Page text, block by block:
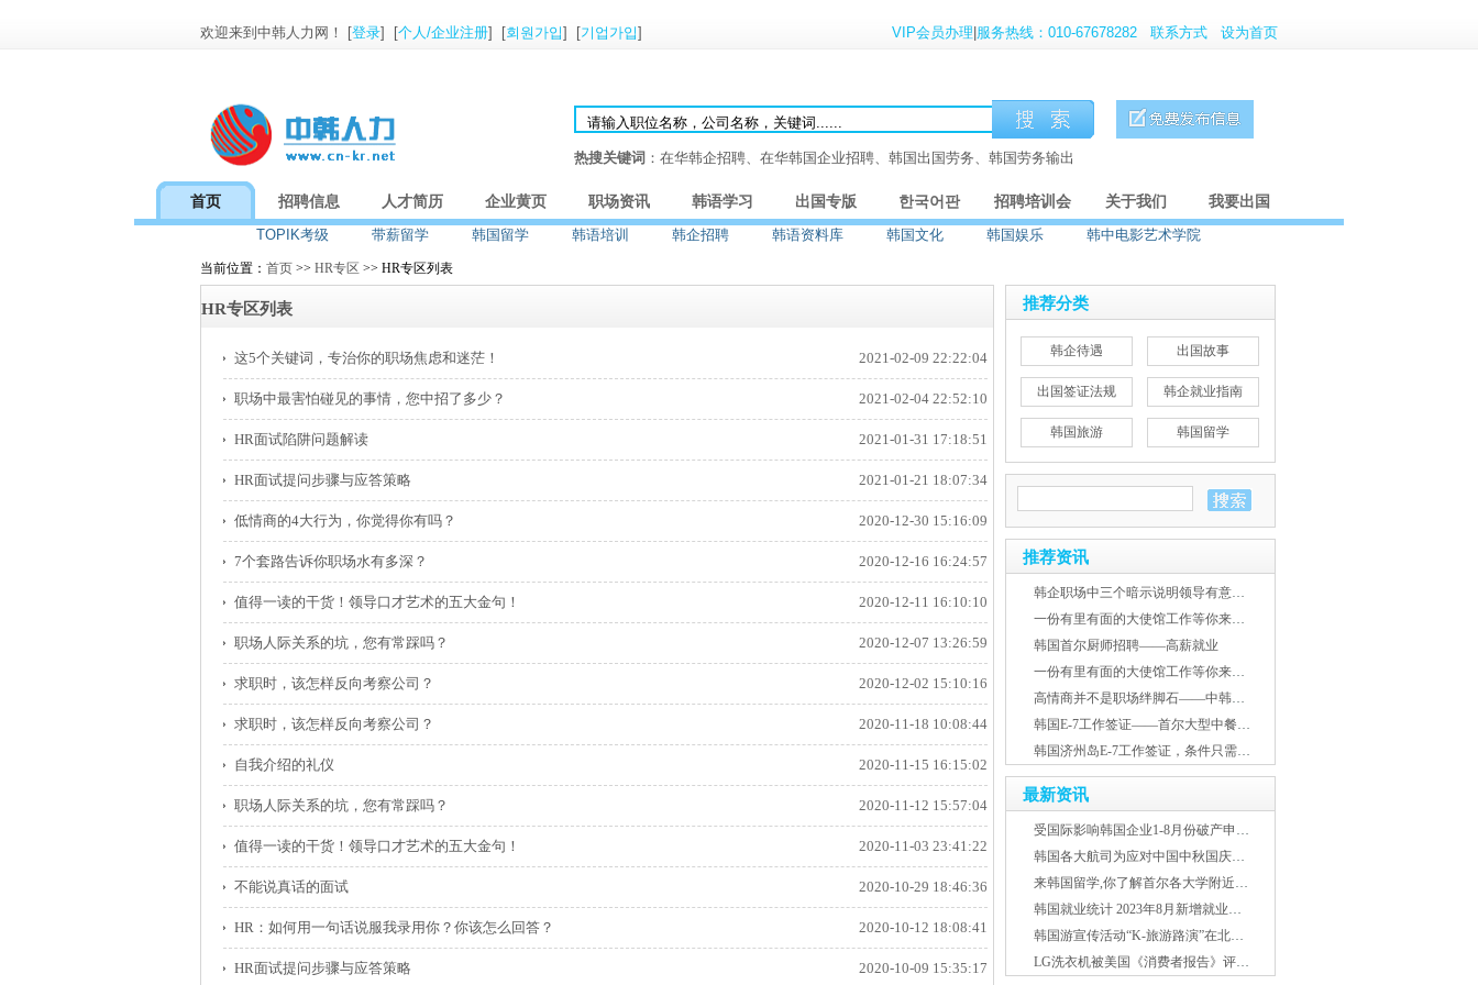
欢迎来到中韩人力网！ [登录] [个人/企业注册] [회원가입] [기업가입] VIP会员办理 服务热线：010-67678282 联系方式 设为首页
热搜关键词 ：在华韩企招聘、在华韩国企业招聘、韩国出国劳务、韩国劳务输出
首页 招聘信息 人才简历 企业黄页 职场资讯 韩语学习 出国专版 한국어판 招聘培训会 关于我们 我要出国
TOPIK考级 带薪留学 韩国留学 韩语培训 韩企招聘 韩语资料库 韩国文化 韩国娱乐 韩中电影艺术学院
当前位置： 首页 >> HR专区 >> HR专区列表
HR专区列表
这5个关键词，专治你的职场焦虑和迷茫！ 2021-02-09 22:22:04
职场中最害怕碰见的事情，您中招了多少？ 2021-02-04 22:52:10
HR面试陷阱问题解读 2021-01-31 17:18:51
HR面试提问步骤与应答策略 2021-01-21 18:07:34
低情商的4大行为，你觉得你有吗？ 2020-12-30 15:16:09
7个套路告诉你职场水有多深？ 2020-12-16 16:24:57
值得一读的干货！领导口才艺术的五大金句！ 2020-12-11 16:10:10
职场人际关系的坑，您有常踩吗？ 2020-12-07 13:26:59
求职时，该怎样反向考察公司？ 2020-12-02 15:10:16
求职时，该怎样反向考察公司？ 2020-11-18 10:08:44
自我介绍的礼仪 2020-11-15 16:15:02
职场人际关系的坑，您有常踩吗？ 2020-11-12 15:57:04
值得一读的干货！领导口才艺术的五大金句！ 2020-11-03 23:41:22
不能说真话的面试 2020-10-29 18:46:36
HR：如何用一句话说服我录用你？你该怎么回答？ 2020-10-12 18:08:41
HR面试提问步骤与应答策略 2020-10-09 15:35:17
推荐分类
韩企待遇 出国故事
出国签证法规 韩企就业指南
韩国旅游 韩国留学
推荐资讯
韩企职场中三个暗示说明领导有意培养提拔你
一份有里有面的大使馆工作等你来报名——中韩人力网
韩国首尔厨师招聘——高薪就业
一份有里有面的大使馆工作等你来报名——中韩人力网
高情商并不是职场绊脚石——中韩人力网
韩国E-7工作签证——首尔大型中餐厅高薪急聘赴韩厨师
韩国济州岛E-7工作签证，条件只需韩语2级证书！
最新资讯
受国际影响韩国企业1-8月份破产申请已超2022年规模
韩国各大航司为应对中国中秋国庆假期,纷纷增加航班
来韩国留学,你了解首尔各大学附近房屋租金吗？
韩国就业统计 2023年8月新增就业人口26.8万人
韩国游宣传活动“K-旅游路演”在北京上海举行
LG洗衣机被美国《消费者报告》评为2023年度最佳产品